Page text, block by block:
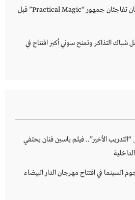
ساندرا بولوك ونيكول كيدمان تفاجئان جمهور “Practical Magic” قبل
التذاكر وتمنح سوني أكبر افتتاح في
“التدريب الأخير”.. فيلم ياسين فنان يحتفي
السينما في افتتاح مهرجان الدار البيضاء